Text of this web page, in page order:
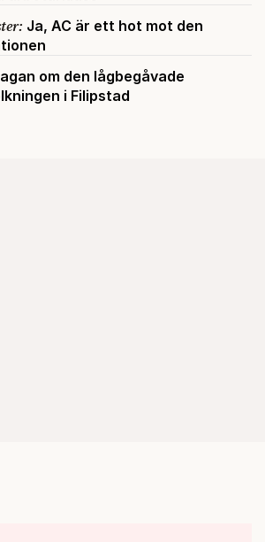
Ja, AC är ett hot mot den
om den lågbegåvade
i Filipstad